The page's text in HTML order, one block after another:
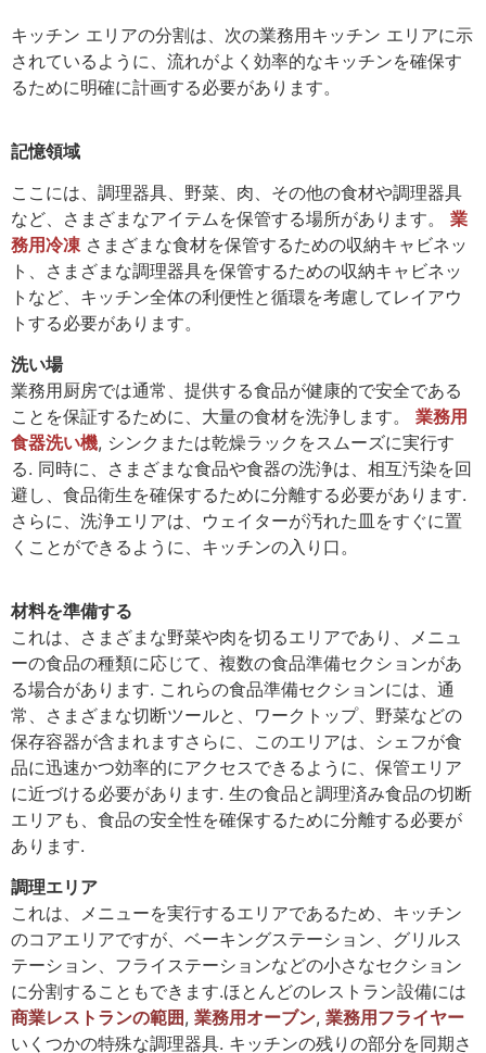
キッチン エリアの分割は、次の業務用キッチン エリアに示
されているように、流れがよく効率的なキッチンを確保す
るために明確に計画する必要があります。
記憶領域
ここには、調理器具、野菜、肉、その他の食材や調理器具
など、さまざまなアイテムを保管する場所があります。 業
務用冷凍さまざまな食材を保管するための収納キャビネッ
ト、さまざまな調理器具を保管するための収納キャビネッ
トなど、キッチン全体の利便性と循環を考慮してレイアウ
トする必要があります。
洗い場
業務用厨房では通常、提供する食品が健康的で安全である
ことを保証するために、大量の食材を洗浄します。 業務用
食器洗い機, シンクまたは乾燥ラックをスムーズに実行す
る. 同時に、さまざまな食品や食器の洗浄は、相互汚染を回
避し、食品衛生を確保するために分離する必要があります.
さらに、洗浄エリアは、ウェイターが汚れた皿をすぐに置
くことができるように、キッチンの入り口。
材料を準備する
これは、さまざまな野菜や肉を切るエリアであり、メニュ
ーの食品の種類に応じて、複数の食品準備セクションがあ
る場合があります. これらの食品準備セクションには、通
常、さまざまな切断ツールと、ワークトップ、野菜などの
保存容器が含まれますさらに、このエリアは、シェフが食
品に迅速かつ効率的にアクセスできるように、保管エリア
に近づける必要があります. 生の食品と調理済み食品の切断
エリアも、食品の安全性を確保するために分離する必要が
あります.
調理エリア
これは、メニューを実行するエリアであるため、キッチン
のコアエリアですが、ベーキングステーション、グリルス
テーション、フライステーションなどの小さなセクション
に分割することもできます.ほとんどのレストラン設備には
商業レストランの範囲, 業務用オーブン, 業務用フライヤー
いくつかの特殊な調理器具. キッチンの残りの部分を同期さ